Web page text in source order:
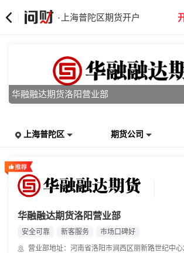
· 上海普陀区期货开户
华融融达期货洛阳营业部
上海普陀区 期货公司
华融融达期货洛阳营业部
安全可靠 新客服务
市场口碑好
营业部地址：河南省洛阳市涧西区丽新路世纪中